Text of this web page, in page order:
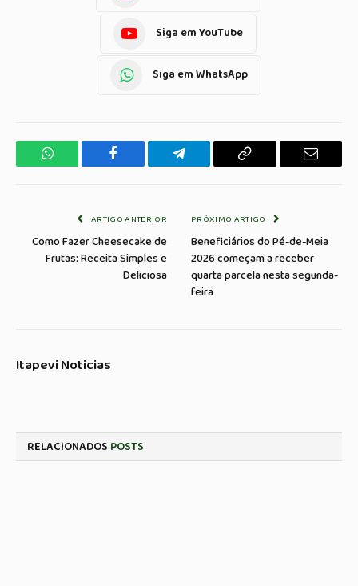
Siga em YouTube
Siga em WhatsApp
WhatsApp Facebook Telegrama Copiar
E-
ARTIGO ANTERIOR
Como Fazer Cheesecake de
Frutas: Receita Simples e
Deliciosa
PRÓXIMO ARTIGO
Beneficiários do Pé-de-Meia
2026 começam a receber
quarta parcela nesta segunda-
feira
Itapevi Noticias
RELACIONADOS POSTS